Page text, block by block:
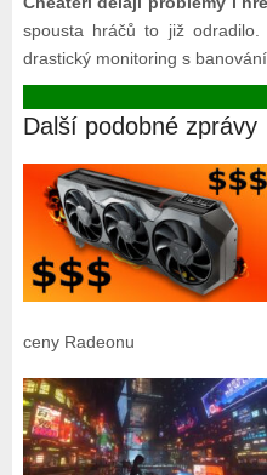
spousta hráčů to již
drastický monitoring s
Další podobné zprávy
ceny Radeonu